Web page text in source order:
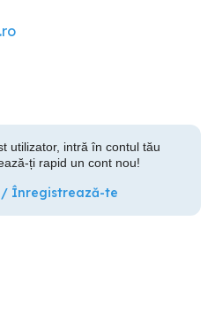
utilizator, intră în contul tău
ți rapid un cont nou!
Înregistrează-te